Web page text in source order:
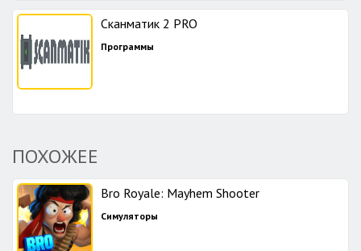
Сканматик 2 PRO
Программы
ПОХОЖЕЕ
Bro Royale: Mayhem Shooter
Симуляторы